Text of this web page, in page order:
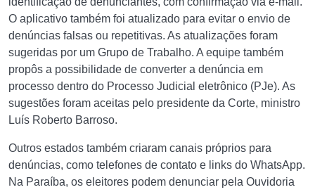
O aplicativo também foi atualizado para evitar o envio de
denúncias falsas ou repetitivas. As atualizações foram
sugeridas por um Grupo de Trabalho. A equipe também
propôs a possibilidade de converter a denúncia em
processo dentro do Processo Judicial eletrônico (PJe). As
sugestões foram aceitas pelo presidente da Corte, ministro
Luís Roberto Barroso.
Outros estados também criaram canais próprios para
denúncias, como telefones de contato e links do WhatsApp.
Na Paraíba, os eleitores podem denunciar pela Ouvidoria